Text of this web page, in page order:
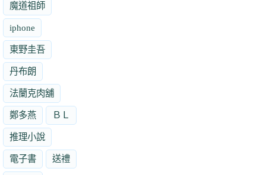
魔道祖師
iphone
東野圭吾
丹布朗
法蘭克肉舖
鄭多燕 ＢＬ
推理小說
電子書 送禮